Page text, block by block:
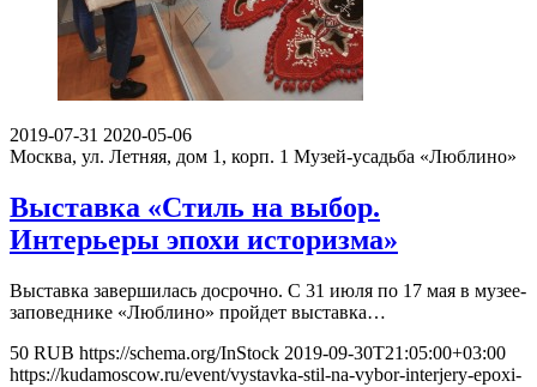
2019-07-31 2020-05-06
Москва, ул. Летняя, дом 1, корп. 1 Музей-усадьба «Люблино»
Выставка «Стиль на выбор.
Интерьеры эпохи историзма»
Выставка завершилась досрочно. С 31 июля по 17 мая в музее-
заповеднике «Люблино» пройдет выставка…
50 RUB https://schema.org/InStock 2019-09-30T21:05:00+03:00
https://kudamoscow.ru/event/vystavka-stil-na-vybor-interjery-epoxi-